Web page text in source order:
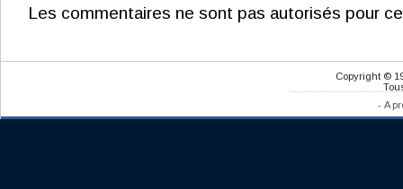
Les commentaires ne sont pas autorisés pour
Copyright ©
- A